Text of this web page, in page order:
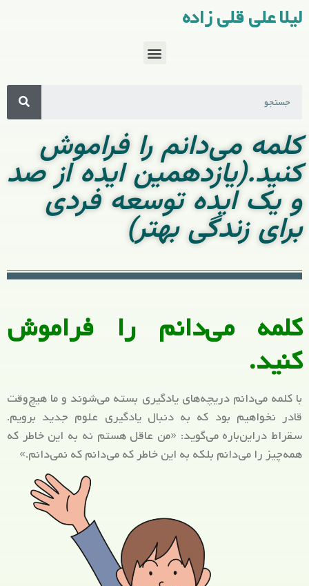
لیلا علی قلی زاده
کلمه می‌دانم را فراموش
کنید.(یازدهمین ایده از صد
و یک ایده توسعه فردی
برای زندگی بهتر)
کلمه می‌دانم را فراموش
کنید.
با کلمه می‌دانم دریچه‌های یادگیری بسته می‌شوند و ما هیچ‌وقت
قادر نخواهیم بود که به دنبال یادگیری علوم جدید برویم.
سقراط دراین‌باره می‌گوید: «من عاقل هستم نه به این خاطر که
همه‌چیز را می‌دانم بلکه به این خاطر که می‌دانم که نمی‌دانم.»